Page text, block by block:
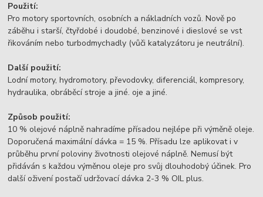
Použití:
Pro motory sportovních, osobních a nákladních vozů. Nově po
záběhu i starší, čtyřdobé i doudobé, benzinové i dieslové se vst
řikováním nebo turbodmychadly (vůči katalyzátoru je neutrální).
Další použití:
Lodní motory, hydromotory, převodovky, diferenciál, kompresory,
hydraulika, obráběcí stroje a jiné. oje a jiné.
Způsob použití:
10 % olejové náplně nahradíme přísadou nejlépe při výměně oleje.
Doporučená maximální dávka = 15 %. Přísadu lze aplikovat i v
průběhu první poloviny životnosti olejové náplně. Nemusí být
přidáván s každou výměnou oleje pro svůj dlouhodobý účinek. Pro
další oživení postačí udržovací dávka 2-3 % OIL plus.